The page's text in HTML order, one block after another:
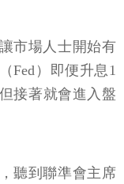
市場人士開始有
Fed）即便升息1
接著就會進入盤
聽到聯準會主席